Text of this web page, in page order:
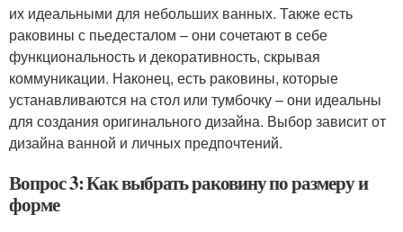
их идеальными для небольших ванных. Также есть
раковины с пьедесталом – они сочетают в себе
функциональность и декоративность, скрывая
коммуникации. Наконец, есть раковины, которые
устанавливаются на стол или тумбочку – они идеальны
для создания оригинального дизайна. Выбор зависит от
дизайна ванной и личных предпочтений.
Вопрос 3: Как выбрать раковину по размеру и
форме